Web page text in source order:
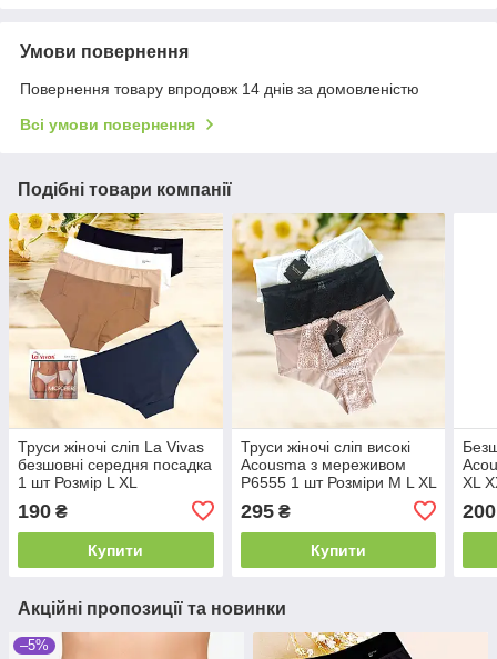
Умови повернення
Повернення товару впродовж 14 днів за домовленістю
Всі умови повернення
Подібні товари компанії
Труси жіночі сліп La Vivas
безшовні середня посадка
1 шт Розмір L XL
190 ₴
Купити
Труси жіночі сліп високі
Acousma з мереживом
P6555 1 шт Розміри M L XL
295₴
Купити
XL
200
Акційні пропозиції та новинки
–5%